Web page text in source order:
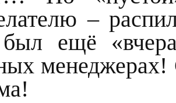
–
ещё
менеджерах!